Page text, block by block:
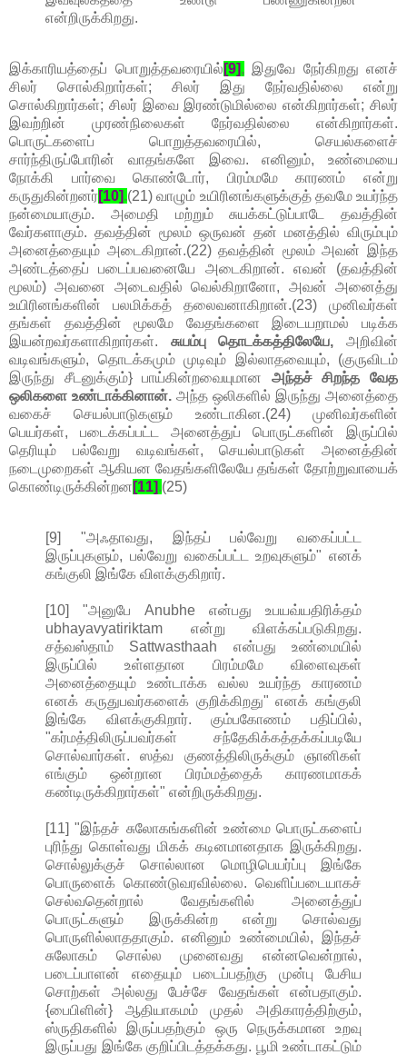
என்றிருக்கிறது.
இக்காரியத்தைப் பொறுத்தவரையில் [9], இதுவே நேர்கிறது எனச்
சிலர் சொல்கிறார்கள்; சிலர் இது நேர்வதில்லை என்று
சொல்கிறார்கள்; சிலர் இவை இரண்டுமில்லை என்கிறார்கள்; சிலர்
இவற்றின் முரண்நிலைகள் நேர்வதில்லை என்கிறார்கள்.
பொருட்களைப் பொறுத்தவரையில், செயல்களைச்
சார்ந்திருப்போரின் வாதங்களே இவை. எனினும், உண்மையை
நோக்கி பார்வை கொண்டோர், பிரம்மமே காரணம் என்று
கருதுகின்றனர்[10].(21) வாழும் உயிரினங்களுக்குத் தவமே உயர்ந்த
நன்மையாகும். அமைதி மற்றும் சுயக்கட்டுப்பாடே தவத்தின்
வேர்களாகும். தவத்தின் மூலம் ஒருவன் தன் மனத்தில் விரும்பும்
அனைத்தையும் அடைகிறான்.(22) தவத்தின் மூலம் அவன் இந்த
அண்டத்தைப் படைப்பவனையே அடைகிறான். எவன் (தவத்தின்
மூலம்) அவனை அடைவதில் வெல்கிறானோ, அவன் அனைத்து
உயிரினங்களின் பலமிக்கத் தலைவனாகிறான்.(23) முனிவர்கள்
தங்கள் தவத்தின் மூலமே வேதங்களை இடையறாமல் படிக்க
இயன்றவர்களாகிறார்கள். சுயம்பு தொடக்கத்திலேயே, அறிவின்
வடிவங்களும், தொடக்கமும் முடிவும் இல்லாதவையும், (குருவிடம்
இருந்து சீடனுக்கும்} பாய்கின்றவையுமான அந்தச் சிறந்த வேத
ஒலிகளை உண்டாக்கினான். அந்த ஒலிகளில் இருந்து அனைத்தை
வகைச் செயல்பாடுகளும் உண்டாகின.(24) முனிவர்களின்
பெயர்கள், படைக்கப்பட்ட அனைத்துப் பொருட்களின் இருப்பில்
தெரியும் பல்வேறு வடிவங்கள், செயல்பாடுகள் அனைத்தின்
நடைமுறைகள் ஆகியன வேதங்களிலேயே தங்கள் தோற்றுவாயைக்
கொண்டிருக்கின்றன [11].(25)
[9] "அஃதாவது, இந்தப் பல்வேறு வகைப்பட்ட
இருப்புகளும், பல்வேறு வகைப்பட்ட உறவுகளும்" எனக்
கங்குலி இங்கே விளக்குகிறார்.
[10] "அனுபே Anubhe என்பது உபயவ்யதிரிக்தம்
ubhayavyatiriktam என்று விளக்கப்படுகிறது.
சத்வஸ்தாம் Sattwasthaah என்பது உண்மையில்
இருப்பில் உள்ளதான பிரம்மமே விளைவுகள்
அனைத்தையும் உண்டாக்க வல்ல உயர்ந்த காரணம்
எனக் கருதுபவர்களைக் குறிக்கிறது" எனக் கங்குலி
இங்கே விளக்குகிறார். கும்பகோணம் பதிப்பில்,
"கர்மத்திலிருப்பவர்கள் சந்தேகிக்கத்தக்கப்படியே
சொல்வார்கள். ஸத்வ குணத்திலிருக்கும் ஞானிகள்
எங்கும் ஒன்றான பிரம்மத்தைக் காரணமாகக்
கண்டிருக்கிறார்கள்" என்றிருக்கிறது.
[11] "இந்தச் சுலோகங்களின் உண்மை பொருட்களைப்
புரிந்து கொள்வது மிகக் கடினமானதாக இருக்கிறது.
சொல்லுக்குச் சொல்லான மொழிபெயர்ப்பு இங்கே
பொருளைக் கொண்டுவரவில்லை. வெளிப்படையாகச்
செல்வதென்றால் வேதங்களில் அனைத்துப்
பொருட்களும் இருக்கின்ற என்று சொல்வது
பொருளில்லாததாகும். எனினும் உண்மையில், இந்தச்
சுலோகம் சொல்ல முனைவது என்னவென்றால்,
படைப்பாளன் எதையும் படைப்பதற்கு முன்பு பேசிய
சொற்கள் அல்லது பேச்சே வேதங்கள் என்பதாகும்.
{பைபிளின்} ஆதியாகமம் முதல் அதிகாரத்திற்கும்,
ஸ்ருதிகளில் இருப்பதற்கும் ஒரு நெருக்கமான உறவு
இருப்பது இங்கே குறிப்பிடத்தக்கது. பூமி உண்டாகட்டும்